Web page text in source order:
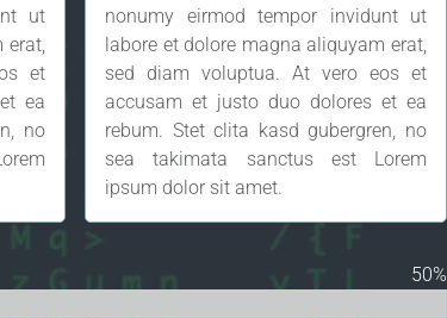
ut
erat,
et
ea
no
nonumy eirmod tempor invidunt ut
labore et dolore magna aliquyam erat,
sed diam voluptua. At vero eos et
accusam et justo duo dolores et ea
rebum. Stet clita kasd gubergren, no
sea takimata sanctus est Lorem
ipsum dolor sit amet.
50%